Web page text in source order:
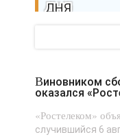
ДНЯ
Виновником сбоя в Рунете
оказался
«Ростелеком»
случившийся 6